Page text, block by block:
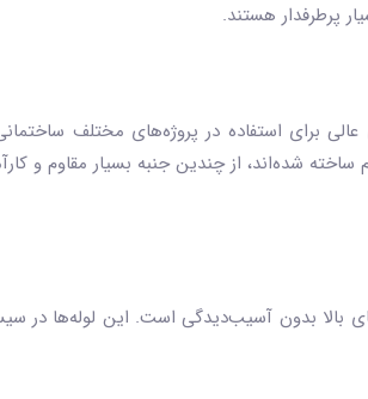
پرطرفدار هستند.
برای استفاده در پروژه‌های مختلف
ساخته شده‌اند، از چندین جنبه بسیار مقاوم و
توانایی تحمل فشارهای بالا بدون آسیب‌دیدگی است.